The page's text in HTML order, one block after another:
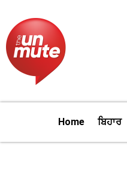
content
Home ਬਿਹਾਰ